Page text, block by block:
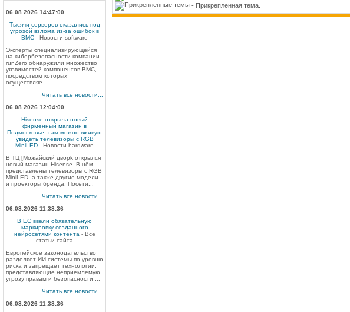
06.08.2026 14:47:00
Тысячи серверов оказались под
угрозой взлома из-за ошибок в
BMC - Новости software
Эксперты специализирующейся
на кибербезопасности компании
runZero обнаружили множество
уязвимостей компонентов BMC,
посредством которых
осуществляе...
Читать все новости...
06.08.2026 12:04:00
Hisense открыла новый
фирменный магазин в
Подмосковье: там можно вживую
увидеть телевизоры с RGB
MiniLED - Новости hardware
В ТЦ [Можайский дворk открылся
новый магазин Hisense. В нём
представлены телевизоры с RGB
MiniLED, а также другие модели
и проекторы бренда. Посети...
Читать все новости...
06.08.2026 11:38:36
В ЕС ввели обязательную
маркировку созданного
нейросетями контента - Все
статьи сайта
Европейское законодательство
разделяет ИИ-системы по уровню
риска и запрещает технологии,
представляющие неприемлемую
угрозу правам и безопасности ...
Читать все новости...
06.08.2026 11:38:36
- Прикрепленная тема.